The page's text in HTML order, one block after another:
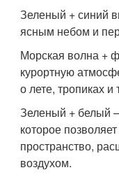
Зеленый + синий
ясным небом и
Морская волна +
курортную
о лете, тропиках
Зеленый + белый
которое
пространство,
воздухом.